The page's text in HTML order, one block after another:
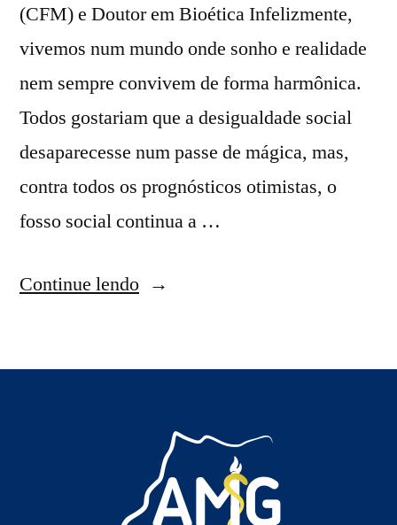
(CFM) e Doutor em Bioética Infelizmente,
vivemos num mundo onde sonho e realidade
nem sempre convivem de forma harmônica.
Todos gostariam que a desigualdade social
desaparecesse num passe de mágica, mas,
contra todos os prognósticos otimistas, o
fosso social continua a …
Continue lendo